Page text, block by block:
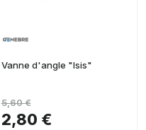
Vanne d'angle "Isis"
2,80 €
5,60 €